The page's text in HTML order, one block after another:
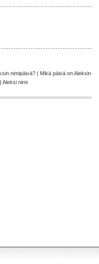
nimipäivä? | Mikä päivä on Aleksin
Aleksi nimi